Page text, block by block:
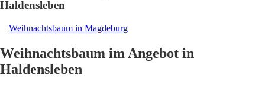
Haldensleben
Weihnachtsbaum in Magdeburg
Weihnachtsbaum im Angebot in
Haldensleben